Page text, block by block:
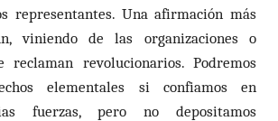
representantes. Una afirmación más
viniendo de las organizaciones o
revolucionarios. Podremos
elementales si confiamos en
fuerzas, pero no depositamos